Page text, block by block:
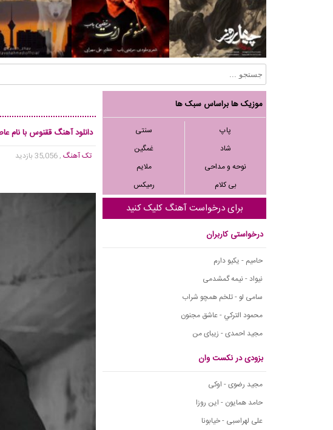
موزیک ها براساس سبک ها
پاپ
سنتی
شاد
غمگین
نوحه و مداحی
ملایم
بی کلام
رمیکس
برای درخواست آهنگ کلیک کنید
درخواستی کاربران
حامیم - یکیو دارم
نیواد - نیمه گمشدمی
سامی لو - تلخم همچو شراب
محمود التركي - عاشق مجنون
مجید احمدی - زیبای من
بزودی در نکست وان
مجید رضوی - اوکی
حامد همایون - این روزا
علی لهراسبی - خیابونا
دانلود آهنگ ققنوس با نام
تک آهنگ, 35,056 بازدید